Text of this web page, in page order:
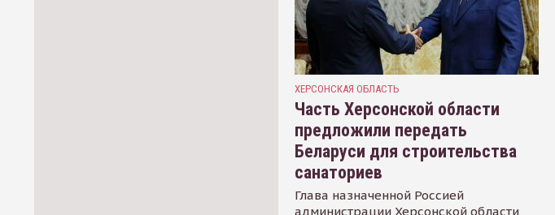
ХЕРСОНСКАЯ ОБЛАСТЬ
Часть Херсонской области
предложили передать
Беларуси для строительства
санаториев
Глава назначенной Россией
администрации Херсонской области